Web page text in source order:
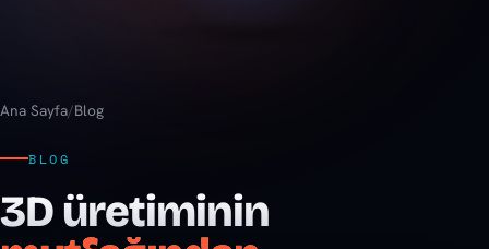
Ana Sayfa/Blog
BLOG
3D üretiminin